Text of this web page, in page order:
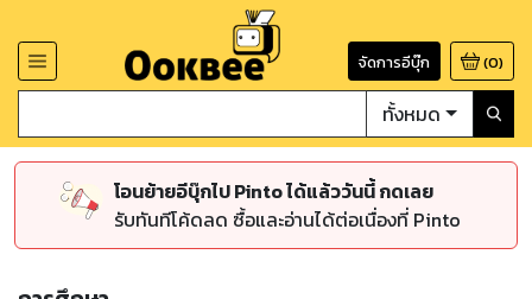
จัดการอีบุ๊ก (0)
ทั้งหมด
โอนย้ายอีบุ๊กไป Pinto ได้แล้ววันนี้ กดเลย
รับทันทีโค้ดลด ซื้อและอ่านได้ต่อเนื่องที่ Pinto